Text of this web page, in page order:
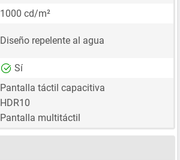
1000 cd/m²
Diseño repelente al agua
Sí
Pantalla táctil capacitiva
HDR10
Pantalla multitáctil